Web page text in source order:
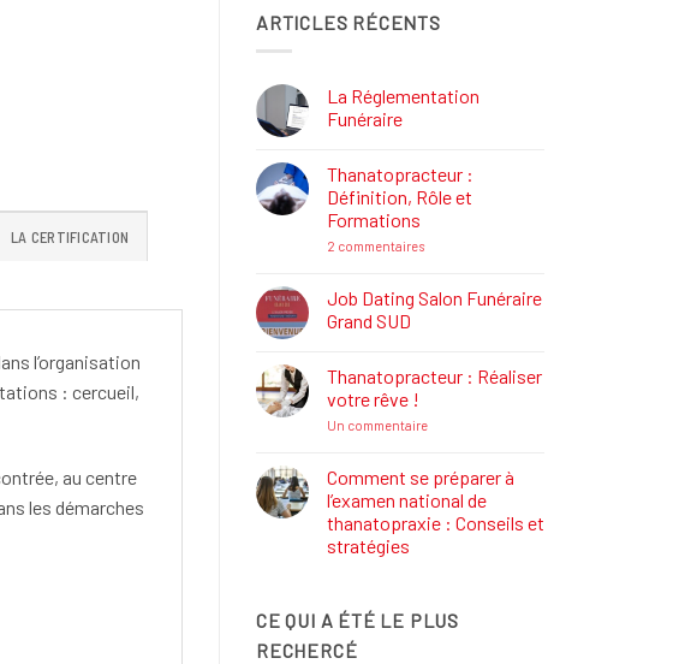
LA CERTIFICATION
l’organisation
: cercueil,
au centre
les démarches
ARTICLES RÉCENTS
La Réglementation
Funéraire
sur
La
Réglementation
Funéraire
Thanatopracteur :
Définition, Rôle et
Formations
2 commentairessur
Définition,
Rôle
Job Dating Salon Funéraire
Grand SUD
sur
Dating
Salon
SUD
Thanatopracteur : Réaliser
votre rêve !
Un commentairesur
Réaliser
votre
rêve
!
Comment se préparer à
l’examen national de
thanatopraxie : Conseils et
stratégies
Comment
se
préparer
CE QUI A ÉTÉ LE PLUS
RECHERCÉ